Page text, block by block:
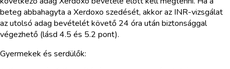
beteg abbahagyta a Xerdoxo szedését, akkor az INR-vizsgálat
az utolsó adag bevételét követő 24 óra után biztonsággal
végezhető (lásd 4.5 és 5.2 pont).
Gyermekek és serdülők: